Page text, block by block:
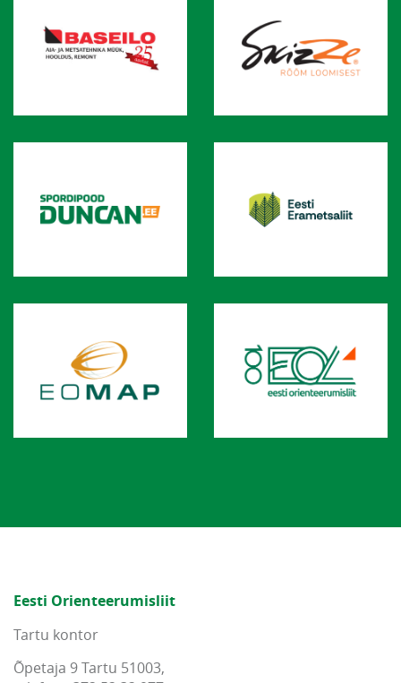
Eesti Orienteerumisliit
Tartu kontor
Õpetaja 9 Tartu 51003,